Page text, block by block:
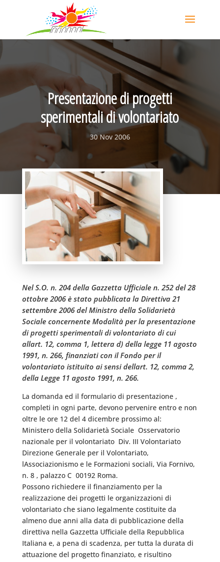
Presentazione di progetti
sperimentali di volontariato
30 Nov 2006
Nel S.O. n. 204 della Gazzetta Ufficiale n. 252 del 28
ottobre 2006 è stato pubblicata la Direttiva 21
settembre 2006 del Ministro della Solidarietà
Sociale concernente Modalità per la presentazione
di progetti sperimentali di volontariato di cui
allart. 12, comma 1, lettera d) della legge 11 agosto
1991, n. 266, finanziati con il Fondo per il
volontariato istituito ai sensi dellart. 12, comma 2,
della Legge 11 agosto 1991, n. 266.
La domanda ed il formulario di presentazione ,
completi in ogni parte, devono pervenire entro e non
oltre le ore 12 del 4 dicembre prossimo al:
Ministero della Solidarietà Sociale  Osservatorio
nazionale per il volontariato  Div. III Volontariato 
Direzione Generale per il Volontariato,
lAssociazionismo e le Formazioni sociali, Via Fornivo,
n. 8 , palazzo C  00192 Roma.
Possono richiedere il finanziamento per la
realizzazione dei progetti le organizzazioni di
volontariato che siano legalmente costituite da
almeno due anni alla data di pubblicazione della
direttiva nella Gazzetta Ufficiale della Repubblica
Italiana e, a pena di scadenza, per tutta la durata di
attuazione del progetto finanziato, e risultino